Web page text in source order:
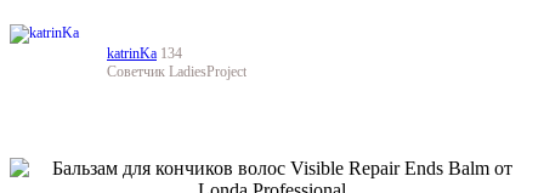
katrinKa 134
Советчик LadiesProject